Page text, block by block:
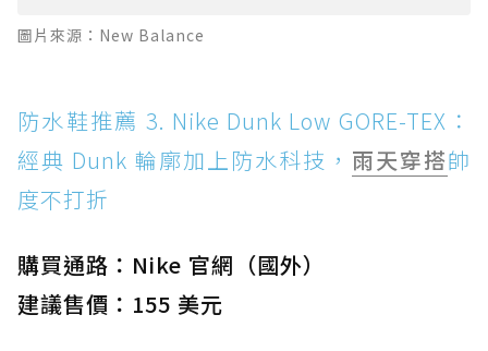
圖片來源：New Balance
防水鞋推薦 3. Nike Dunk Low GORE-TEX：
經典 Dunk 輪廓加上防水科技， 雨天穿搭帥
度不打折
購買通路：Nike 官網（國外）
建議售價：155 美元